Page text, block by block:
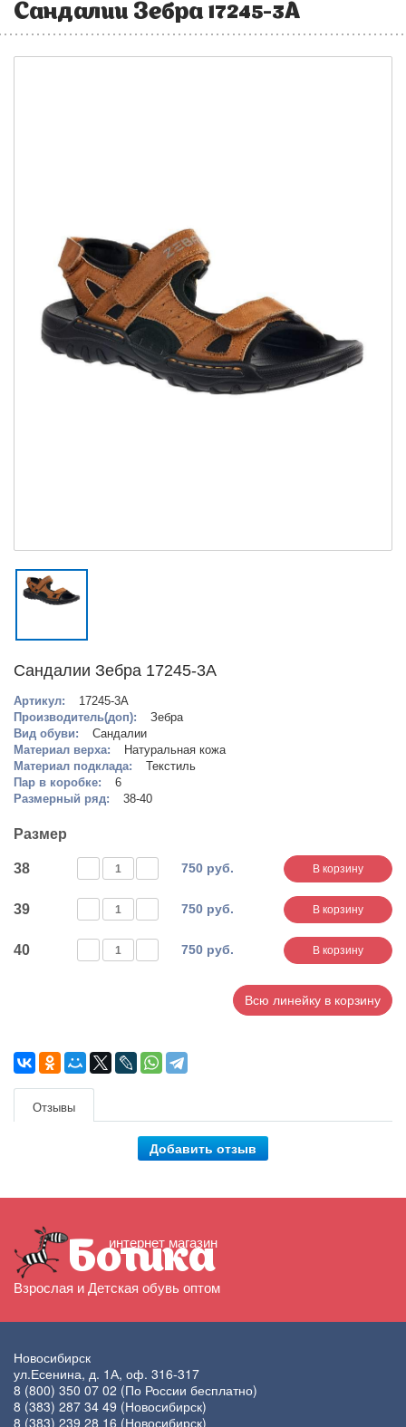
Сандалии Зебра 17245-3А
Сандалии Зебра 17245-3А
Артикул:
17245-3А
Производитель(доп):
Зебра
Вид обуви:
Сандалии
Материал верха:
Натуральная кожа
Материал подклада:
Текстиль
Пар в коробке:
6
Размерный ряд:
38-40
Размер
38 750 руб. В корзину
39 750 руб. В корзину
40 750 руб. В корзину
Всю линейку в корзину
Отзывы
Добавить отзыв
интернет магазин
Ботика
Взрослая и Детская обувь оптом
Новосибирск
ул.Есенина, д. 1А, оф. 316-317
8 (800) 350 07 02 (По России бесплатно)
8 (383) 287 34 49 (Новосибирск)
8 (383) 239 28 16 (Новосибирск)